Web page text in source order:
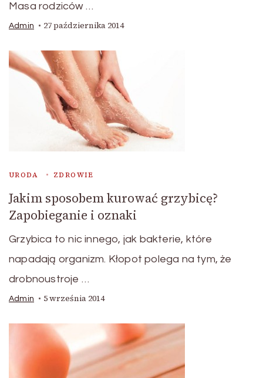
Masa rodziców …
Admin 27 października 2014
URODA ZDROWIE
Jakim sposobem kurować grzybicę?
Zapobieganie i oznaki
Grzybica to nic innego, jak bakterie, które
napadają organizm. Kłopot polega na tym, że
drobnoustroje …
Admin 5 września 2014